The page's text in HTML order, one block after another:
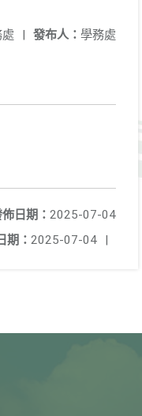
發布人： 學務處
|
日期： 2025-07-04
期： 2025-07-04 |